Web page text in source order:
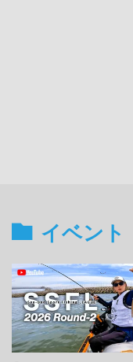
イベント